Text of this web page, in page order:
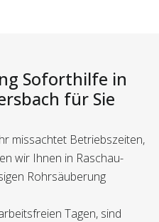
Soforthilfe in
für Sie
missachtet Betriebszeiten,
wir Ihnen in Raschau-
Rohrsäuberung
Tagen, sind